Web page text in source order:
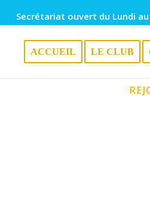
Secrétariat ouvert du Lundi
ACCUEIL LE CLUB